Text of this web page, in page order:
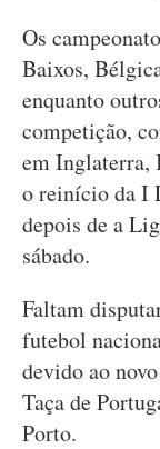
Os
Baixos,
enquanto
competição,
em Inglaterra,
o reinício da I
depois de a
sábado.
Faltam
futebol
devido ao
Taça de
Porto.